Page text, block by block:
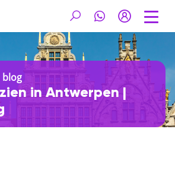
blog
in Antwerpen |